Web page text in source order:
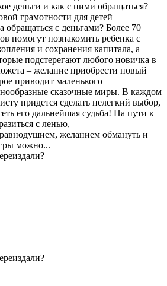
деньги и как с ними обращаться?
грамотности для детей
обращаться с деньгами? Более 70
помогут познакомить ребенка с
и сохранения капитала, а
подстерегают любого новичка в
– желание приобрести новый
приводит маленького
сказочные миры. В каждом
придется сделать нелегкий выбор,
его дальнейшая судьба! На пути к
с ленью,
желанием обмануть и
можно...